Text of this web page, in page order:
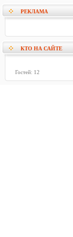
РЕКЛАМА
КТО НА САЙТЕ
Гостей: 12